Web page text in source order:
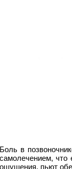
Боль в
самолечением, что
ощущения, пьют